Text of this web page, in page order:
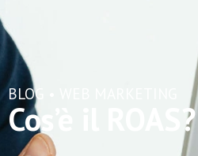
BLOG •
Cos’è il ROAS?